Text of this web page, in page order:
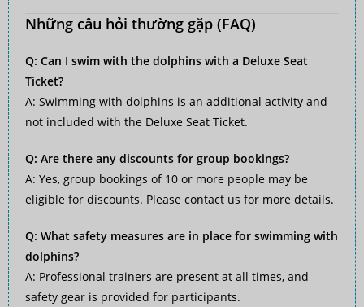
Những câu hỏi thường gặp (FAQ)
Q: Can I swim with the dolphins with a Deluxe Seat
Ticket?
A: Swimming with dolphins is an additional activity and
not included with the Deluxe Seat Ticket.
Q: Are there any discounts for group bookings?
A: Yes, group bookings of 10 or more people may be
eligible for discounts. Please contact us for more details.
Q: What safety measures are in place for swimming with
dolphins?
A: Professional trainers are present at all times, and
safety gear is provided for participants.